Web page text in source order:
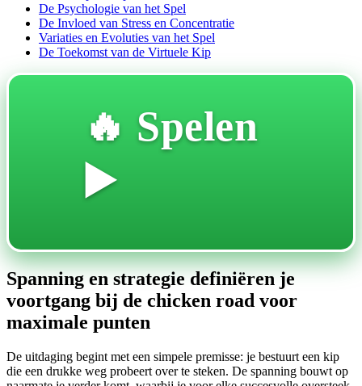
De Psychologie van het Spel
De Invloed van Stress en Concentratie
Variaties en Evoluties van het Spel
De Toekomst van de Virtuele Kip
🔥 Spelen
▶️
Spanning en strategie definiëren je
voortgang bij de chicken road voor
maximale punten
De uitdaging begint met een simpele premisse: je bestuurt een kip
die een drukke weg probeert over te steken. De spanning bouwt op